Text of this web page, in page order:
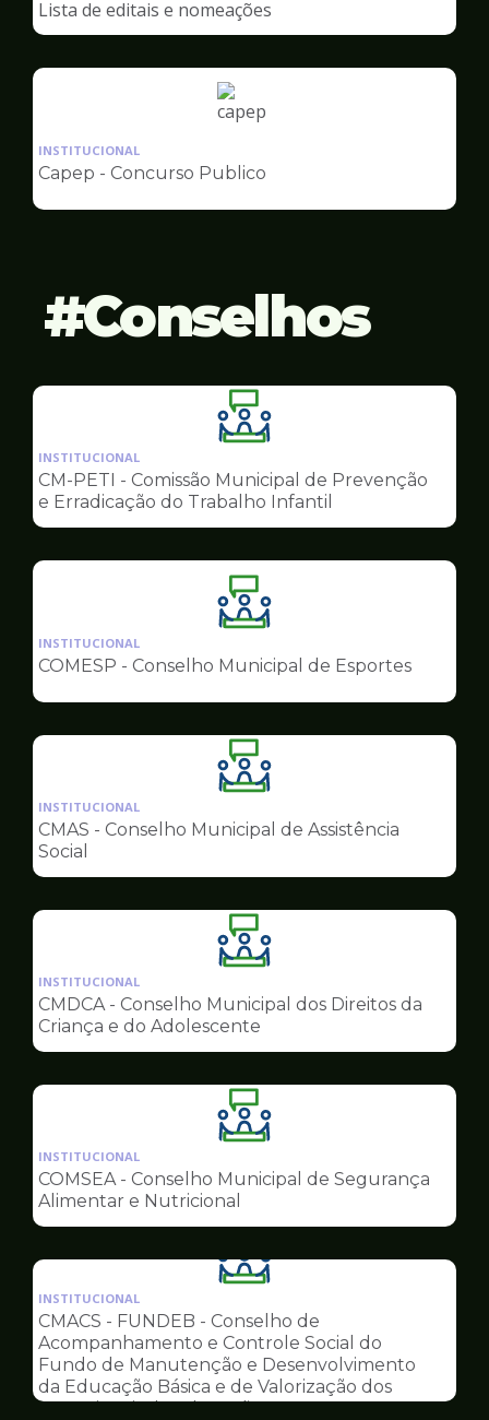
Capep
Lista de editais e nomeações
Ilustração
pagina
Capep
INSTITUCIONAL
Capep - Concurso Publico
Conselhos
Ilustração
da
pagina
de
Conselhos
INSTITUCIONAL
CM-PETI - Comissão Municipal de Prevenção
e Erradicação do Trabalho Infantil
Ilustração
da
pagina
Conselhos
INSTITUCIONAL
COMESP - Conselho Municipal de Esportes
Ilustração
da
pagina
Conselhos
INSTITUCIONAL
CMAS - Conselho Municipal de Assistência
Social
Ilustração
da
pagina
de
Conselhos
INSTITUCIONAL
CMDCA - Conselho Municipal dos Direitos da
Criança e do Adolescente
Ilustração
da
pagina
Conselhos
INSTITUCIONAL
COMSEA - Conselho Municipal de Segurança
Alimentar e Nutricional
Ilustração
da
pagina
de
Conselhos
INSTITUCIONAL
CMACS - FUNDEB - Conselho de
Acompanhamento e Controle Social do
Fundo de Manutenção e Desenvolvimento
da Educação Básica e de Valorização dos
Profissionais da Educação